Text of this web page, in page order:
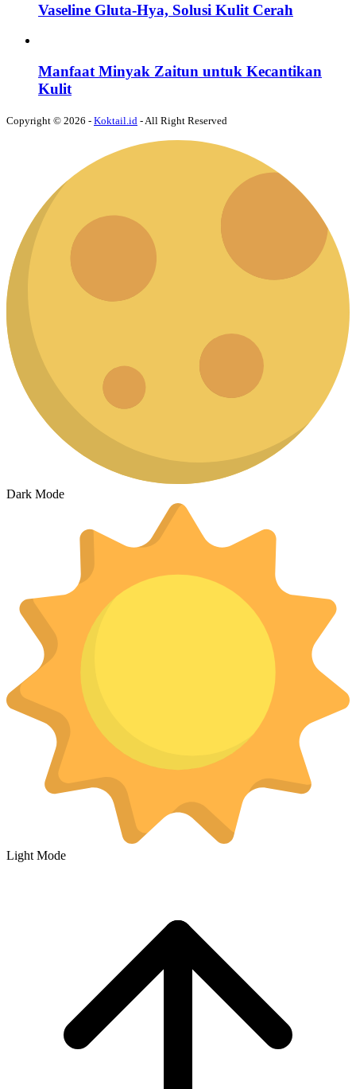
Vaseline Gluta-Hya, Solusi Kulit Cerah
Manfaat Minyak Zaitun untuk Kecantikan
Kulit
Copyright © 2026 - Koktail.id - All Right Reserved
Dark Mode
Light Mode